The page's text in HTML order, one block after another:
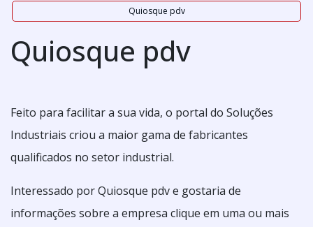
Quiosque pdv
Quiosque pdv
Feito para facilitar a sua vida, o portal do Soluções
Industriais criou a maior gama de fabricantes
qualificados no setor industrial.
Interessado por Quiosque pdv e gostaria de
informações sobre a empresa clique em uma ou mais